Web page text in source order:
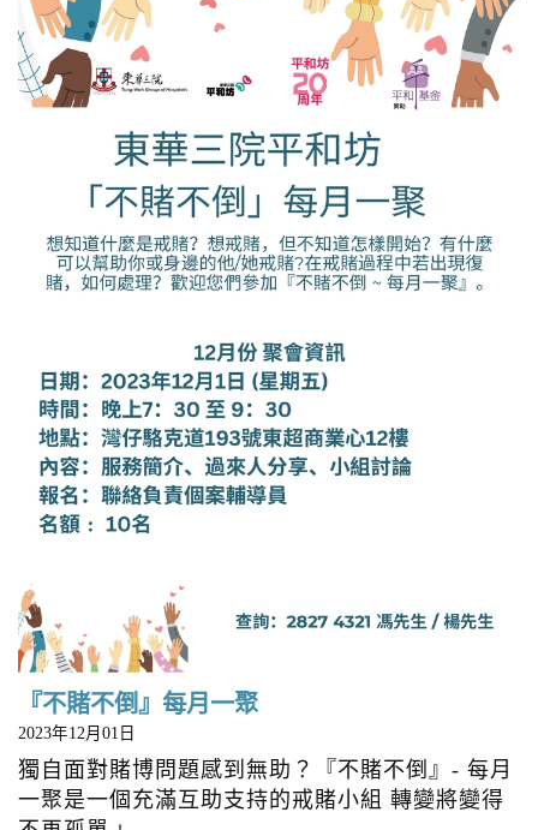
『不賭不倒』每月一聚
2023年12月01日
獨自面對賭博問題感到無助？『不賭不倒』- 每月
一聚是一個充滿互助支持的戒賭小組 轉變將變得